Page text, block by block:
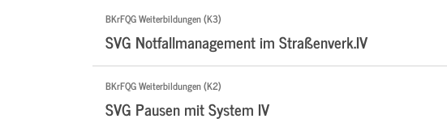
BKrFQG Weiterbildungen (K3)
SVG Notfallmanagement im Straßenverk.IV
BKrFQG Weiterbildungen (K2)
SVG Pausen mit System IV